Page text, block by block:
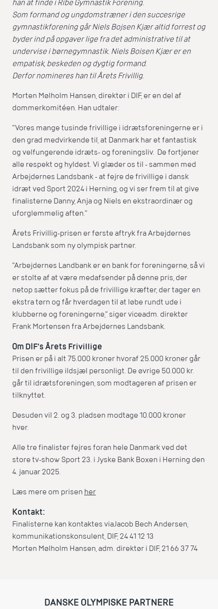
han at finde i Ribe Gymnastik Forening.
Som formand og ungdomstræner i den succesrige
gymnastikforening går Niels Bojsen Kjær altid forrest og
byder ind på opgaver lige fra det administrative til at
undervise i børnegymnastik. Niels Boisen Kjær er en
empatisk, beskeden og dygtig formand.
Derfor nomineres han til Årets Frivillig.
Morten Mølholm Hansen, direktør i DIF, er en del af
dommerkomitéen. Han udtaler:
”Vores mange tusinde frivillige i idrætsforeningerne er i
den grad medvirkende til, at Danmark har et fantastisk
og velfungerende idræts- og foreningsliv. De fortjener
alle respekt og hyldest. Vi glæder os til - sammen med
Arbejdernes Landsbank - at fejre de frivillige i dansk
idræt ved Sport 2024 i Herning, og vi ser frem til at give
finalisterne Danny, Anja og Niels en ekstraordinær og
uforglemmelig aften.”
Årets Frivillig-prisen er første aftryk fra Arbejdernes
Landsbank som ny olympisk partner.
”Arbejdernes Landbank er en bank for foreningerne, så vi
er stolte af at være medafsender på denne pris, der
netop sætter fokus på de frivillige kræfter, der tager en
ekstra tørn og får hverdagen til at løbe rundt ude i
klubberne og foreningerne,” siger viceadm. direktør
Frank Mortensen fra Arbejdernes Landsbank.
Om DIF’s Årets Frivillige
Prisen er på i alt 75.000 kroner hvoraf 25.000 kroner går
til den frivillige ildsjæl personligt. De øvrige 50.000 kr.
går til idrætsforeningen, som modtageren af prisen er
tilknyttet.
Desuden vil 2. og 3. pladsen modtage 10.000 kroner
hver.
Alle tre finalister fejres foran hele Danmark ved det
store tv-show Sport 23. i Jyske Bank Boxen i Herning den
4. januar 2025.
Læs mere om prisen her
Kontakt:
Finalisterne kan kontaktes viaJacob Bech Andersen,
kommunikationskonsulent, DIF, 24 41 12 13
Morten Mølholm Hansen, adm. direktør i DIF, 21 66 37 74
DANSKE OLYMPISKE PARTNERE